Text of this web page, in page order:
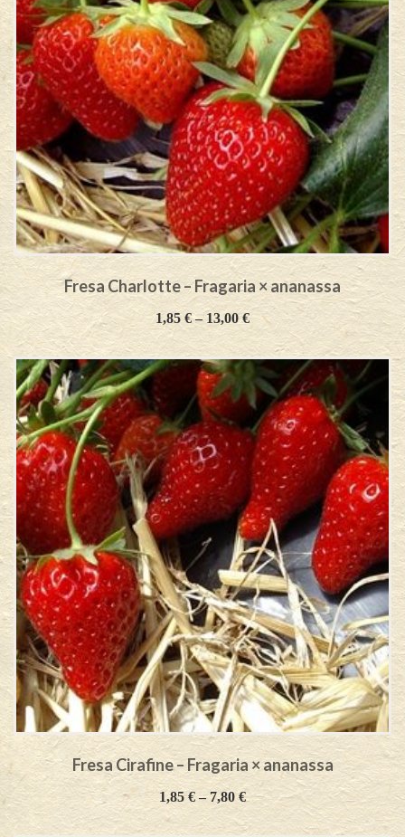
Fresa Charlotte – Fragaria × ananassa
1,85 €– 13,00€
Fresa Cirafine – Fragaria × ananassa
1,85€–7,80€